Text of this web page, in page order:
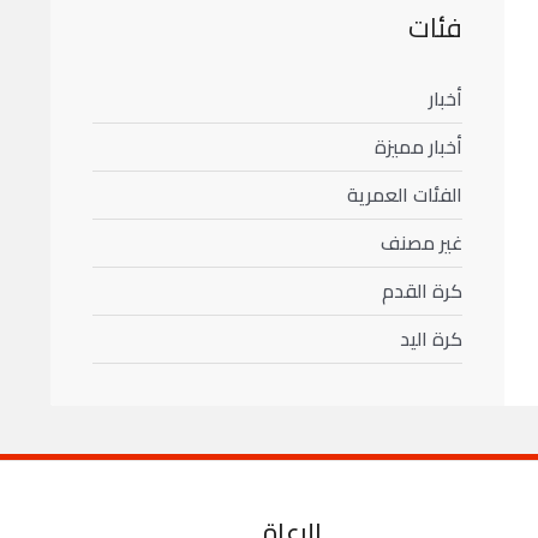
فئات
أخبار
أخبار مميزة
الفئات العمرية
غير مصنف
كرة القدم
كرة اليد